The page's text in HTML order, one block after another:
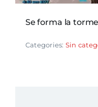
Se forma la
Categories: Sin